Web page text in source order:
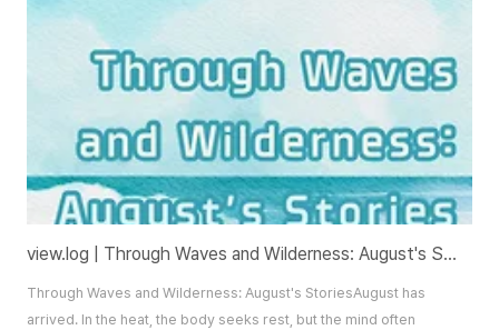
을 향하여 너희가 입술로는 하나님을 경배한다고 하지만 하나님의 말씀을 인간
의 계명으로 삼아 가르침으로 너희가 하나님을 헛되이 경배한다고 경고하셨습
니다(마태복음 15:8-9). 지금 우..
view.log | Through Waves and Wilderness: August's Stories
Through Waves and Wilderness: August's StoriesAugust has
arrived. In the heat, the body seeks rest, but the mind often